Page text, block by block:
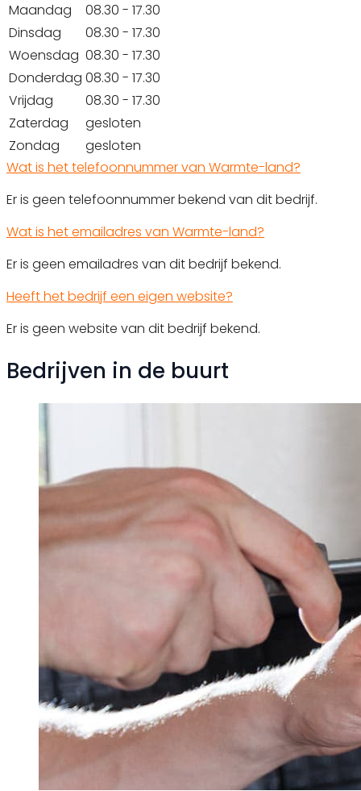
Maandag
08.30 - 17.30
Dinsdag
08.30 - 17.30
Woensdag 08.30 - 17.30
Donderdag 08.30 - 17.30
Vrijdag
08.30 - 17.30
Zaterdag
gesloten
Zondag
gesloten
Wat is het telefoonnummer van Warmte-land?
Er is geen telefoonnummer bekend van dit bedrijf.
Wat is het emailadres van Warmte-land?
Er is geen emailadres van dit bedrijf bekend.
Heeft het bedrijf een eigen website?
Er is geen website van dit bedrijf bekend.
Bedrijven in de buurt